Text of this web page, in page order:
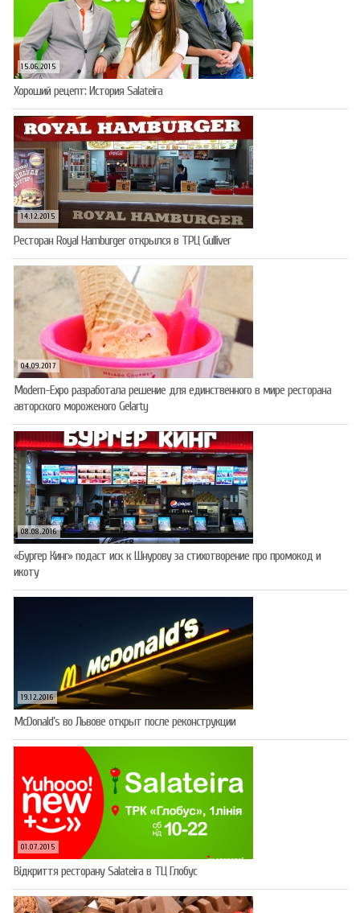
15.06.2015
Хороший рецепт: История Salateira
14.12.2015
Ресторан Royal Hamburger открылся в ТРЦ Gulliver
04.09.2017
Modern-Expo разработала решение для единственного в мире ресторана
авторского мороженого Gelarty
08.08.2016
«Бургер Кинг» подаст иск к Шнурову за стихотворение про промокод и
икоту
19.12.2016
McDonald’s во Львове открыт после реконструкции
01.07.2015
Відкриття ресторану Salateirа в ТЦ Глобус